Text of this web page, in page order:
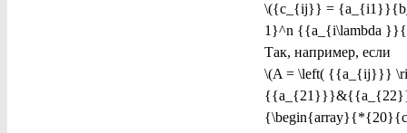
\({c_{ij}} =
1}^n {{a_{i\lambda
Так, например, если
\(A = \left( {{a_{ij}}}